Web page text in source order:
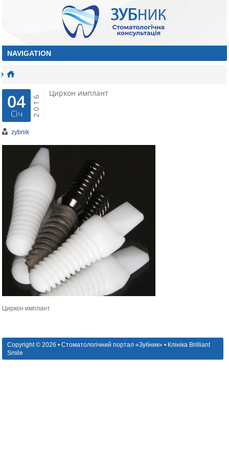
04
Січ 2016 Циркон имплант
zybnik
Циркон имплант
Copyright © 2026 • Стоматологічний портал «Зубник» • Клініка Brilliant
Smile